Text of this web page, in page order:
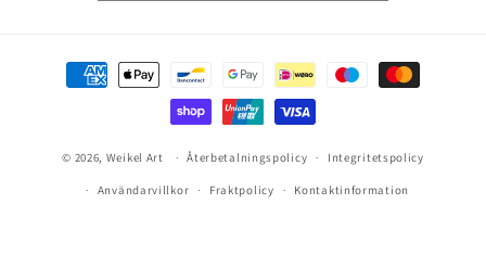
Betalningsmetoder
© 2026, Weikel Art Återbetalningspolicy Integritetspolicy
Användarvillkor Fraktpolicy Kontaktinformation